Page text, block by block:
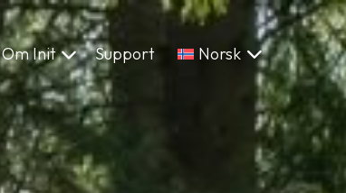
Om Init Support Norsk